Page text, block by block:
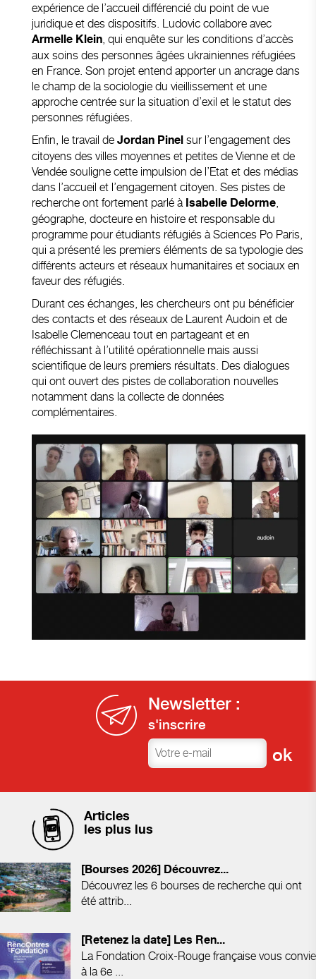
expérience de l’accueil différencié du point de vue
juridique et des dispositifs. Ludovic collabore avec
Armelle Klein, qui enquête sur les conditions d’accès
aux soins des personnes âgées ukrainiennes réfugiées
en France. Son projet entend apporter un ancrage dans
le champ de la sociologie du vieillissement et une
approche centrée sur la situation d’exil et le statut des
personnes réfugiées.
Enfin, le travail de Jordan Pinel sur l’engagement des
citoyens des villes moyennes et petites de Vienne et de
Vendée souligne cette impulsion de l’Etat et des médias
dans l’accueil et l’engagement citoyen. Ses pistes de
recherche ont fortement parlé à Isabelle Delorme,
géographe, docteure en histoire et responsable du
programme pour étudiants réfugiés à Sciences Po Paris,
qui a présenté les premiers éléments de sa typologie des
différents acteurs et réseaux humanitaires et sociaux en
faveur des réfugiés.
Durant ces échanges, les chercheurs ont pu bénéficier
des contacts et des réseaux de Laurent Audoin et de
Isabelle Clemenceau tout en partageant et en
réfléchissant à l’utilité opérationnelle mais aussi
scientifique de leurs premiers résultats. Des dialogues
qui ont ouvert des pistes de collaboration nouvelles
notamment dans la collecte de données
complémentaires.
Newsletter :
s'inscrire
Articles
les plus lus
[Bourses 2026] Découvrez...
Découvrez les 6 bourses de recherche qui ont
été attrib...
[Retenez la date] Les Ren...
La Fondation Croix-Rouge française vous convie
à la 6e ...